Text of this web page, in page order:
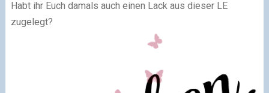
Habt ihr Euch damals auch einen Lack aus dieser LE
zugelegt?